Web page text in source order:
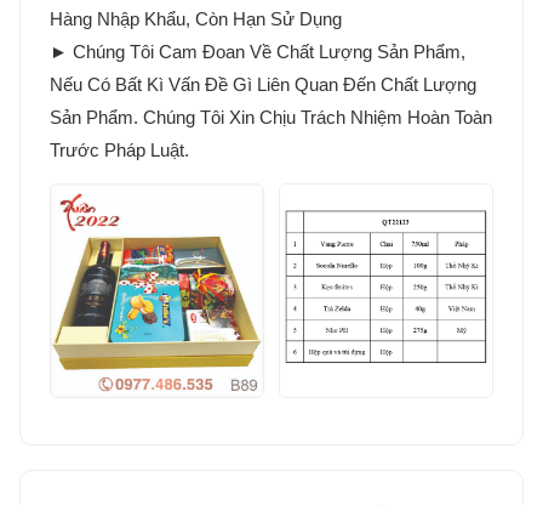
Hàng Nhập Khẩu, Còn Hạn Sử Dụng
► Chúng Tôi Cam Đoan Về Chất Lượng Sản Phẩm,
Nếu Có Bất Kì Vấn Đề Gì Liên Quan Đến Chất Lượng
Sản Phẩm. Chúng Tôi Xin Chịu Trách Nhiệm Hoàn Toàn
Trước Pháp Luật.